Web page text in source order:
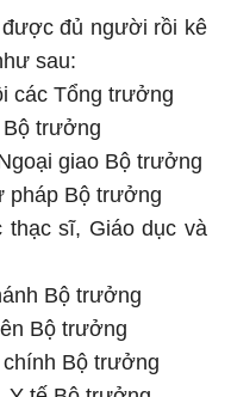
đủ người rồi kê
sau:
các Tổng trưởng
trưởng
giao Bộ trưởng
pháp Bộ trưởng
thạc sĩ, Giáo dục và
Bộ trưởng
Bộ trưởng
Bộ trưởng